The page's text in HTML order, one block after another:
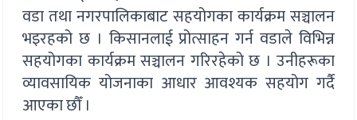
वडा तथा नगरपालिकाबाट सहयोगका कार्यक्रम सञ्चालन
भइरहको छ । किसानलाई प्रोत्साहन गर्न वडाले विभिन्न
सहयोगका कार्यक्रम सञ्चालन गरिरहेको छ । उनीहरूका
व्यावसायिक योजनाका आधार आवश्यक सहयोग गर्दै
आएका छौँ ।